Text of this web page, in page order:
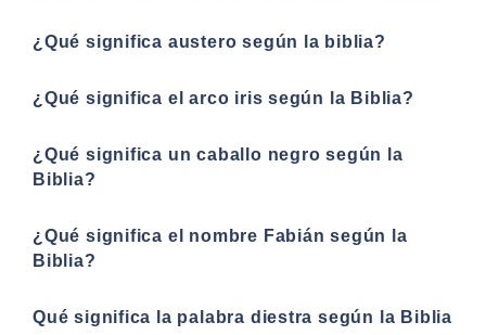
¿Qué significa austero según la biblia?
¿Qué significa el arco iris según la Biblia?
¿Qué significa un caballo negro según la
Biblia?
¿Qué significa el nombre Fabián según la
Biblia?
Qué significa la palabra diestra según la Biblia